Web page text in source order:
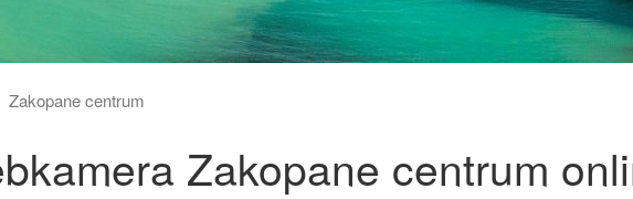
Zakopane centrum
Zakopane centrum